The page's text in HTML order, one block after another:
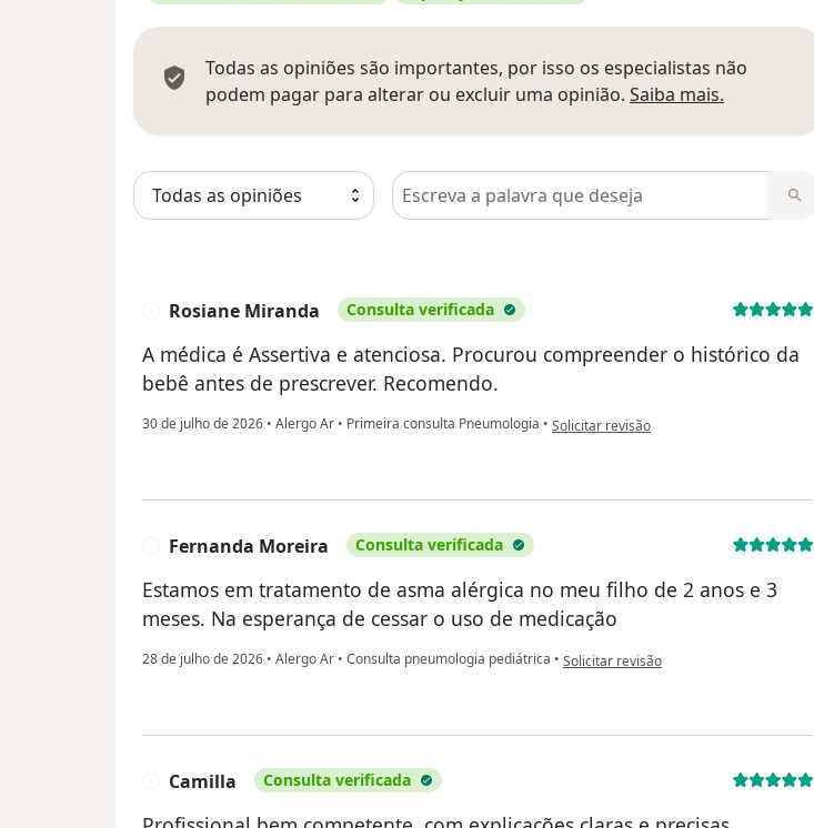
Todas as opiniões são importantes, por isso os especialistas não
podem pagar para alterar ou excluir uma opinião. Saiba mais.
Pesquisar em opiniões
Rosiane Miranda Consulta verificada
A médica é Assertiva e atenciosa. Procurou compreender o histórico da
bebê antes de prescrever. Recomendo.
30 de julho de 2026 • Alergo Ar • Primeira consulta Pneumologia • na opinião do utilizador Rosiane Miranda
Solicitar revisão
Fernanda Moreira Consulta verificada
Estamos em tratamento de asma alérgica no meu filho de 2 anos e 3
meses. Na esperança de cessar o uso de medicação
28 de julho de 2026 • Alergo Ar • Consulta pneumologia pediátrica • na opinião do utilizador Fernanda Moreira
Solicitar revisão
Camilla Consulta verificada